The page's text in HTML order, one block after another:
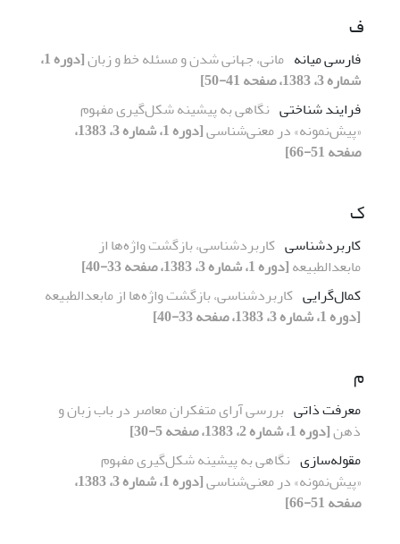
ف
فارسی میانه مانی، جهانی شدن و مسئله خط و زبان
[دوره 1،
شماره 3، 1383، صفحه 41-50]
فرایند شناختی نگاهی به پیشینه شکل‌گیری مفهوم
«پیش‌نمونه» در معنی‌شناسی
[دوره 1، شماره 3، 1383،
صفحه 51-66]
ک
کاربردشناسی کاربردشناسی، بازگشت واژه‌ها از
مابعدالطبیعه[دوره 1، شماره 3، 1383، صفحه 33-40]
کمال‌گرایی کاربردشناسی، بازگشت واژه‌ها از مابعدالطبیعه
[دوره 1، شماره 3، 1383، صفحه 33-40]
م
معرفت ذاتی بررسی آرای متفکران معاصر در باب زبان و
ذهن[دوره 1، شماره 2، 1383، صفحه 5-30]
مقوله‌سازی نگاهی به پیشینه شکل‌گیری مفهوم
«پیش‌نمونه» در معنی‌شناسی
[دوره 1، شماره 3، 1383،
صفحه 51-66]